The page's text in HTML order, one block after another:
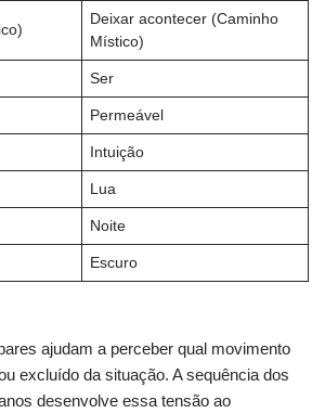
Deixar acontecer (Caminho
Místico)
Ser
Permeável
Intuição
Lua
Noite
Escuro
ajudam a perceber qual movimento
excluído da situação. A sequência dos
desenvolve essa tensão ao